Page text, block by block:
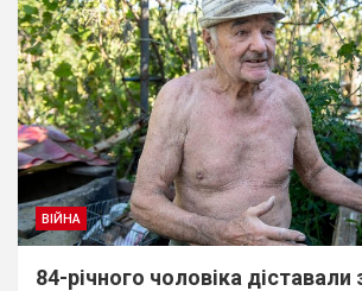
ВІЙНА
84-річного чоловіка діставали